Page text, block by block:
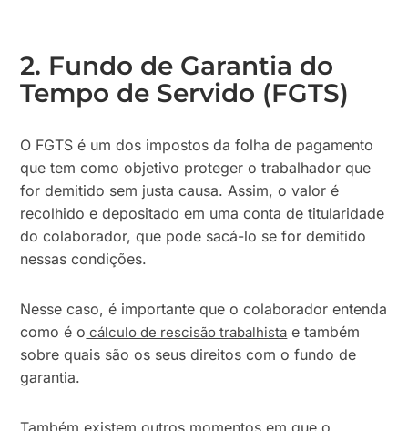
2. Fundo de Garantia do
Tempo de Servido (FGTS)
O FGTS é um dos impostos da folha de pagamento
que tem como objetivo proteger o trabalhador que
for demitido sem justa causa. Assim, o valor é
recolhido e depositado em uma conta de titularidade
do colaborador, que pode sacá-lo se for demitido
nessas condições.
Nesse caso, é importante que o colaborador entenda
como é o cálculo de rescisão trabalhista e também
sobre quais são os seus direitos com o fundo de
garantia.
Também existem outros momentos em que o